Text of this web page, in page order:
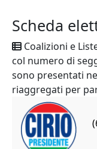
Scheda
Coalizioni e
col numero di
sono presentati
riaggregati per